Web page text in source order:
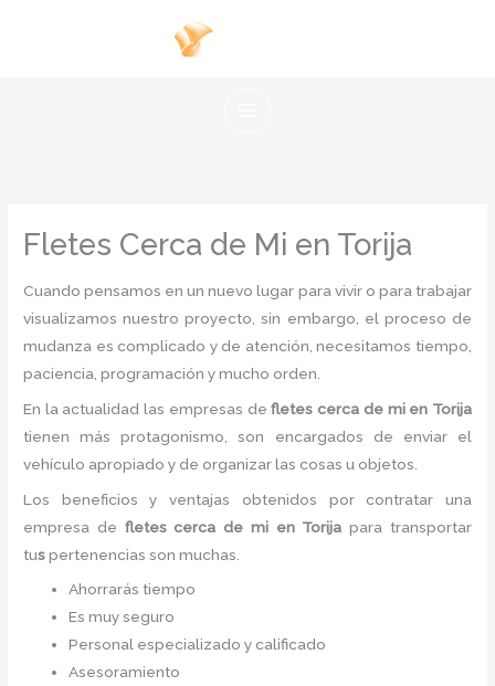
Fletes Cerca de Mi en Torija
Cuando pensamos en un nuevo lugar para vivir o para trabajar
visualizamos nuestro proyecto, sin embargo, el proceso de
mudanza es complicado y de atención, necesitamos tiempo,
paciencia, programación y mucho orden.
En la actualidad las empresas defletes cerca de mi en Torija
tienen más protagonismo, son encargados de enviar el
vehículo apropiado y de organizar las cosas u objetos.
Los beneficios y ventajas obtenidos por contratar una
empresa de fletes cerca de mien Torijapara transportar
tuspertenencias son muchas.
Ahorrarás tiempo
Es muy seguro
Personal especializado y calificado
Asesoramiento